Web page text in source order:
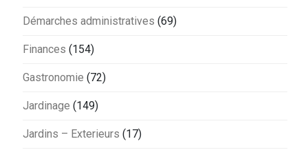
Démarches administratives (69)
Finances (154)
Gastronomie (72)
Jardinage (149)
Jardins – Exterieurs (17)